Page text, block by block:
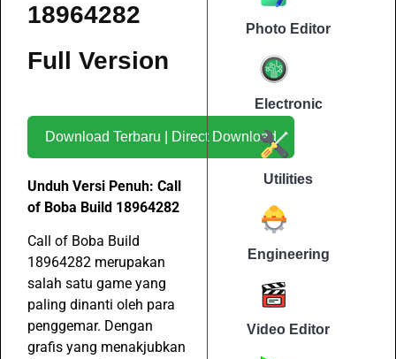
18964282
Full Version
Download Terbaru | Direct Download
Unduh Versi Penuh: Call
of Boba Build 18964282
Call of Boba Build
18964282 merupakan
salah satu game yang
paling dinanti oleh para
penggemar. Dengan
grafis yang menakjubkan
Photo Editor
Electronic
Utilities
Engineering
Video Editor